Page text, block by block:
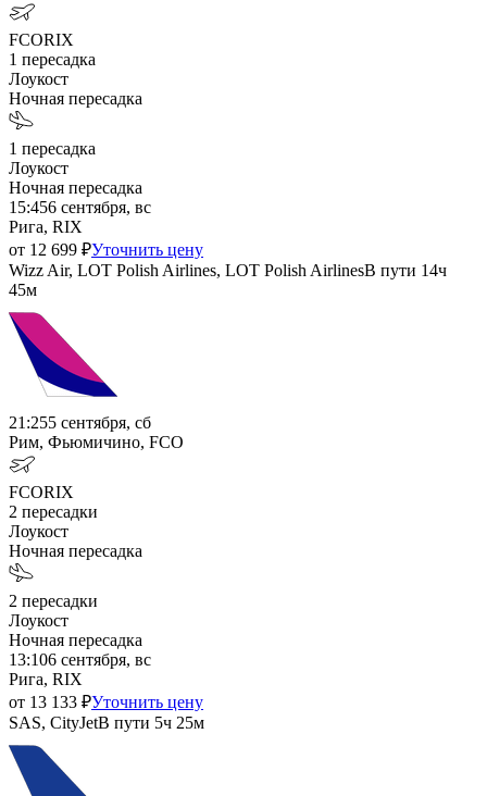
FCORIX
1 пересадка
Лоукост
Ночная пересадка
1 пересадка
Лоукост
Ночная пересадка
15:456 сентября, вс
Рига, RIX
от 12 699 ₽Уточнить цену
Wizz Air, LOT Polish Airlines, LOT Polish AirlinesВ пути 14ч
45м
21:255 сентября, сб
Рим, Фьюмичино, FCO
FCORIX
2 пересадки
Лоукост
Ночная пересадка
2 пересадки
Лоукост
Ночная пересадка
13:106 сентября, вс
Рига, RIX
от 13 133 ₽Уточнить цену
SAS, CityJetВ пути 5ч 25м